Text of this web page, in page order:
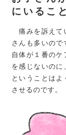
にいること
痛みを訴えて
さんも多いので
自体が１番の
を感じないのに
ということはよ
させるのです。